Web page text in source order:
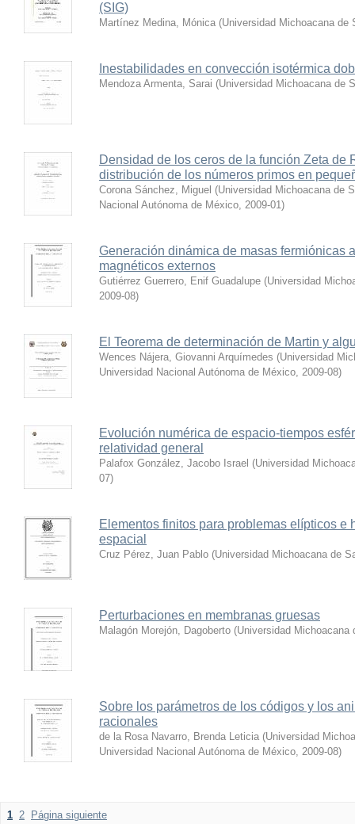
(SIG)
Martínez Medina, Mónica (Universidad Michoacana de
Inestabilidades en convección isotérmica
Mendoza Armenta, Sarai (Universidad Michoacana de
Densidad de los ceros de la función Zeta de
distribución de los números primos en
Corona Sánchez, Miguel (Universidad Michoacana de
Nacional Autónoma de México, 2009-01)
Generación dinámica de masas fermiónicas
magnéticos externos
Gutiérrez Guerrero, Enif Guadalupe (Universidad
2009-08)
El Teorema de determinación de Martin y
Wences Nájera, Giovanni Arquímedes (Universidad
Universidad Nacional Autónoma de México, 2009-08)
Evolución numérica de espacio-tiempos
relatividad general
Palafox González, Jacobo Israel (Universidad
07)
Elementos finitos para problemas elípticos e
espacial
Cruz Pérez, Juan Pablo (Universidad Michoacana de
Perturbaciones en membranas gruesas
Malagón Morejón, Dagoberto (Universidad Michoacana
Sobre los parámetros de los códigos y los
racionales
de la Rosa Navarro, Brenda Leticia (Universidad
Universidad Nacional Autónoma de México, 2009-08)
1 2 Página siguiente